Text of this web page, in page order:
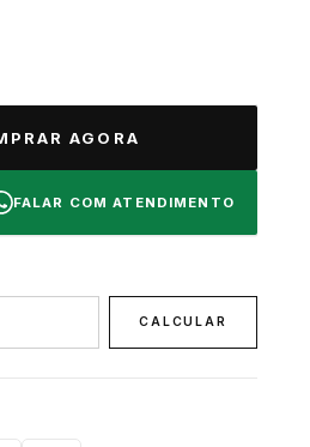
AGORA
FALAR COM ATENDIMENTO
CALCULAR